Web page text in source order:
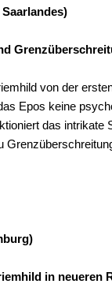
von der
Epos keine
das
in neueren